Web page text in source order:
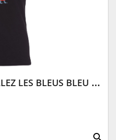
TEE SHIRT COL BBR ALLEZ LES BLEUS BLEU MARINE
search